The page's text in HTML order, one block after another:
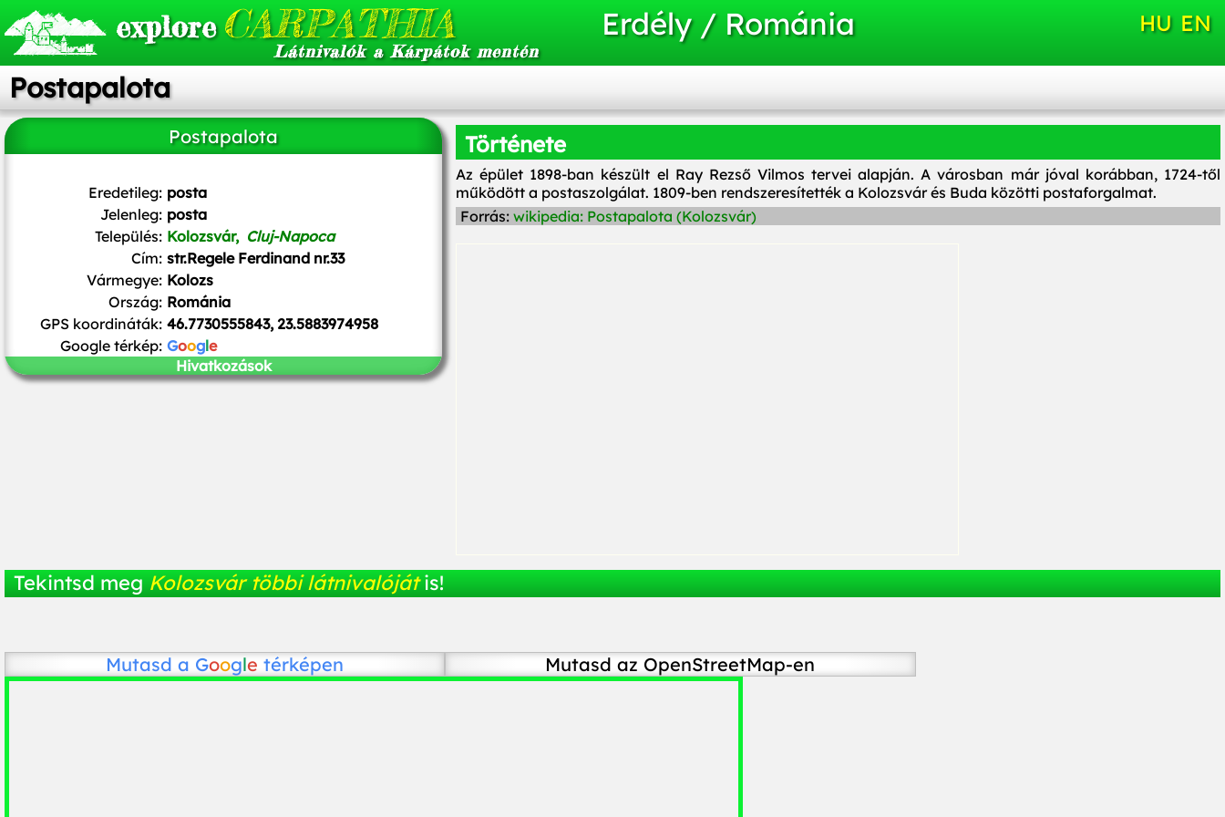
exploreCARPATHIA
Látnivalók a Kárpátok mentén
Erdély / Románia HU EN
Postapalota
Postapalota
Eredetileg: posta
Jelenleg: posta
Település: Kolozsvár, Cluj-Napoca
Cím: str.Regele Ferdinand nr.33
Vármegye: Kolozs
Ország: Románia
GPS koordináták: 46.7730555843, 23.5883974958
Google térkép: Google
Hivatkozások
Története
Az épület 1898-ban készült el Ray Rezső Vilmos tervei alapján. A városban már jóval korábban, 1724-től
működött a postaszolgálat. 1809-ben rendszeresítették a Kolozsvár és Buda közötti postaforgalmat.
Forrás: wikipedia: Postapalota (Kolozsvár)
Tekintsd meg Kolozsvár többi látnivalóját is!
Mutasd a Google térképen Mutasd az OpenStreetMap-en